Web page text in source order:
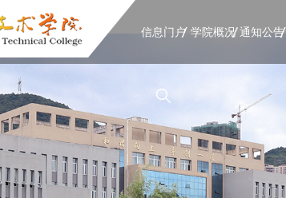
信息门户 学院概况 通知公告